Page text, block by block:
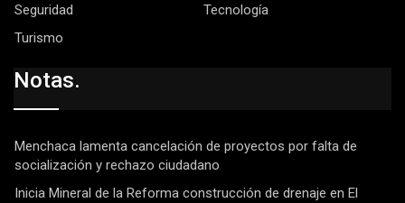
Seguridad
Tecnología
Turismo
Notas.
Menchaca lamenta cancelación de proyectos por falta de
socialización y rechazo ciudadano
Inicia Mineral de la Reforma construcción de drenaje en El